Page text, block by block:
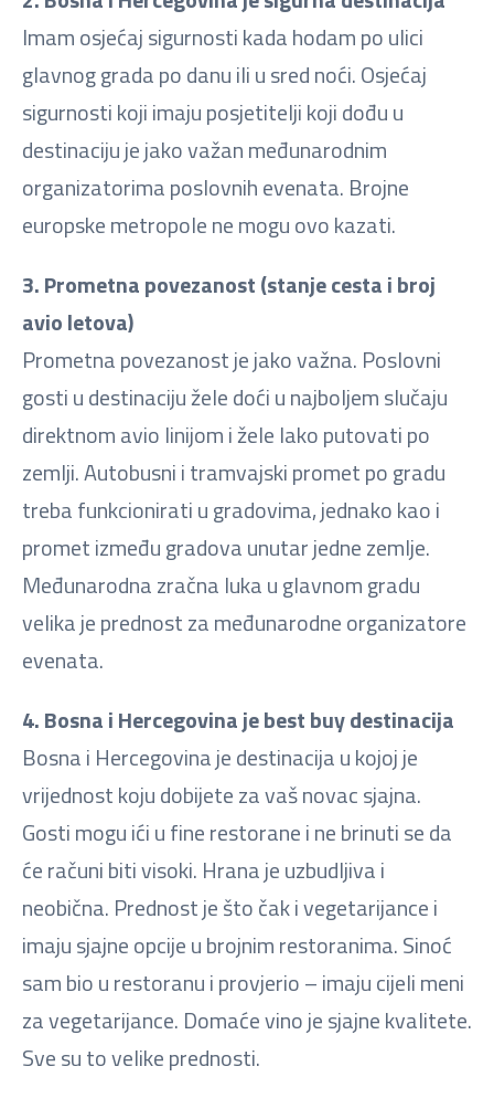
Imam osjećaj sigurnosti kada hodam po ulici
glavnog grada po danu ili u sred noći. Osjećaj
sigurnosti koji imaju posjetitelji koji dođu u
destinaciju je jako važan međunarodnim
organizatorima poslovnih evenata. Brojne
europske metropole ne mogu ovo kazati.
3. Prometna povezanost (stanje cesta i broj
avio letova)
Prometna povezanost je jako važna. Poslovni
gosti u destinaciju žele doći u najboljem slučaju
direktnom avio linijom i žele lako putovati po
zemlji. Autobusni i tramvajski promet po gradu
treba funkcionirati u gradovima, jednako kao i
promet između gradova unutar jedne zemlje.
Međunarodna zračna luka u glavnom gradu
velika je prednost za međunarodne organizatore
evenata.
4. Bosna i Hercegovina je best buy destinacija
Bosna i Hercegovina je destinacija u kojoj je
vrijednost koju dobijete za vaš novac sjajna.
Gosti mogu ići u fine restorane i ne brinuti se da
će računi biti visoki. Hrana je uzbudljiva i
neobična. Prednost je što čak i vegetarijance i
imaju sjajne opcije u brojnim restoranima. Sinoć
sam bio u restoranu i provjerio – imaju cijeli meni
za vegetarijance. Domaće vino je sjajne kvalitete.
Sve su to velike prednosti.